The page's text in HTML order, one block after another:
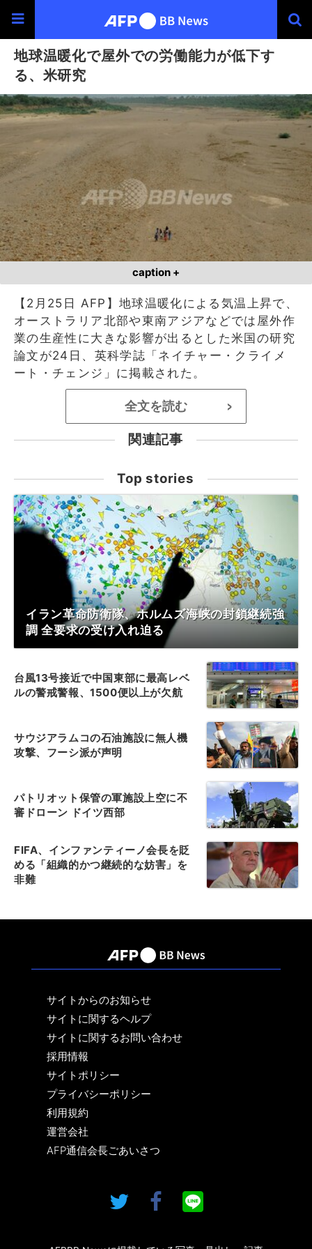
地球温暖化で屋外での労働能力が低下す
る、米研究
caption +
【2月25日 AFP】地球温暖化による気温上昇で、
オーストラリア北部や東南アジアなどでは屋外作
業の生産性に大きな影響が出るとした米国の研究
論文が24日、英科学誌「ネイチャー・クライメ
ート・チェンジ」に掲載された。
全文を読む >
関連記事
Top stories
イラン革命防衛隊、ホルムズ海峡の封鎖継続強
調 全要求の受け入れ迫る
台風13号接近で中国東部に最高レベ
ルの警戒警報、1500便以上が欠航
サウジアラムコの石油施設に無人機
攻撃、フーシ派が声明
パトリオット保管の軍施設上空に不
審ドローン ドイツ西部
FIFA、インファンティーノ会長を貶
める「組織的かつ継続的な妨害」を
非難
サイトからのお知らせ
サイトに関するヘルプ
サイトに関するお問い合わせ
採用情報
サイトポリシー
プライバシーポリシー
利用規約
運営会社
AFP通信会長ごあいさつ